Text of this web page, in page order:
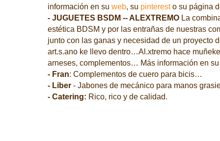
información en su web, su pinteresto su página
- JUGUETES BSDM -- ALEXTREMO La
estética BDSM y por las entrañas de nuestras
junto con las ganas y necesidad de un proyecto
art.s.ano ke llevo dentro…Al.xtremo hace
arneses, complementos… Más información en su
- Fran: Complementos de cuero para bicis…
- Liber - Jabones de mecánico para manos
- Catering: Rico, rico y de calidad.